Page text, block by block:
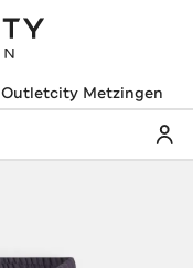
Outletcity Metzingen